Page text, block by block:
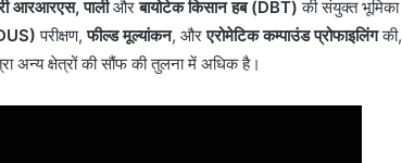
आरआरएस, पालीऔरबायोटेक किसान हब (DBT) की संयुक्त भूमिका
परीक्षण,फील्ड मूल्यांकन, औरएरोमेटिक कम्पाउंड प्रोफाइलिंगकी,
अन्य क्षेत्रों की सौंफ की तुलना में अधिक है।